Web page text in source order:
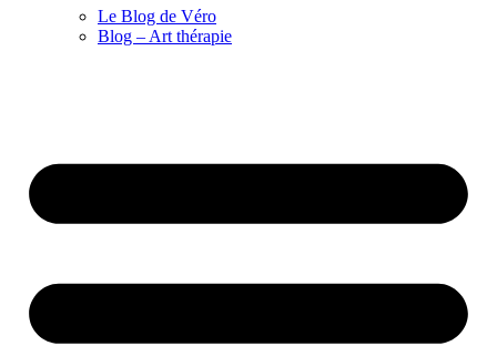
Le Blog de Véro
Blog – Art thérapie